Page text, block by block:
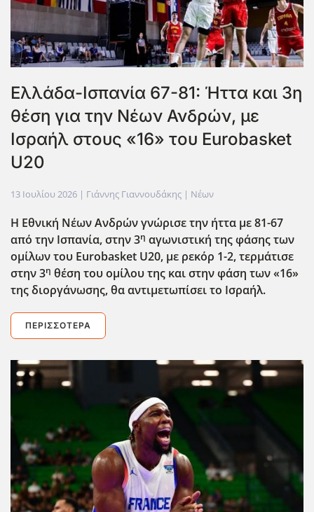
Ελλάδα-Ισπανία 67-81: Ήττα και 3η
θέση για την Νέων Ανδρών, με
Ισραήλ στους «16» του Eurobasket
U20
13 Ιουλίου 2026 | Γιάννης Γιαννουδάκης | Νέων
Η Εθνική Νέων Ανδρών γνώρισε την ήττα με 81-67
από την Ισπανία, στην 3η αγωνιστική της φάσης των
ομίλων του Eurobasket U20, με ρεκόρ 1-2, τερμάτισε
στην 3η θέση του ομίλου της και στην φάση των «16»
της διοργάνωσης, θα αντιμετωπίσει το Ισραήλ.
ΠΕΡΙΣΣΌΤΕΡΑ